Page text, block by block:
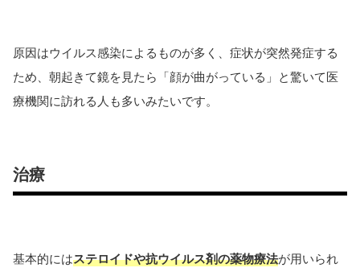
原因はウイルス感染によるものが多く、症状が突然発症する
ため、朝起きて鏡を見たら「顔が曲がっている」と驚いて医
療機関に訪れる人も多いみたいです。
治療
基本的にはステロイドや抗ウイルス剤の薬物療法が用いられ